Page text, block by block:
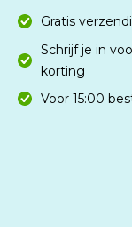
Gratis
Schrijf je in
korting
Voor 15:00